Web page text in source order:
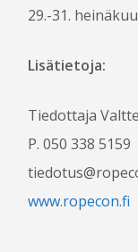
29.-31.
Lisätietoja:
Tiedottaja
P. 050 338 5159
www.ropecon.fi